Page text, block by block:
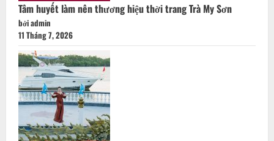
Tâm huyết làm nên thương hiệu thời trang Trà My Sơn
bởi admin
11 Tháng 7, 2026